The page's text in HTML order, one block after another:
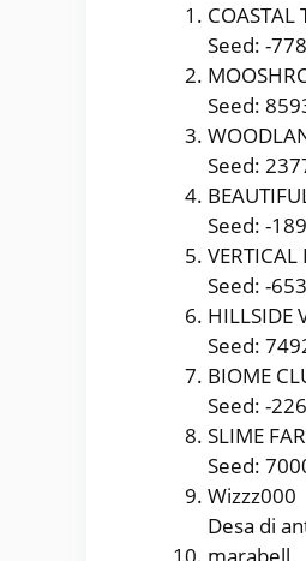
COASTAL
Seed: -
Seed:
Seed:
Seed: -
Seed: -
HILLSIDE
Seed:
BIOME
Seed: -
SLIME
Seed:
Wizzz000
Desa di